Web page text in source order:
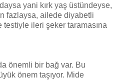
yani kırk yaş üstündeyse,
fazlaysa, ailede diyabetli
ileri şeker taramasına
önemli bir bağ var. Bu
önem taşıyor. Mide